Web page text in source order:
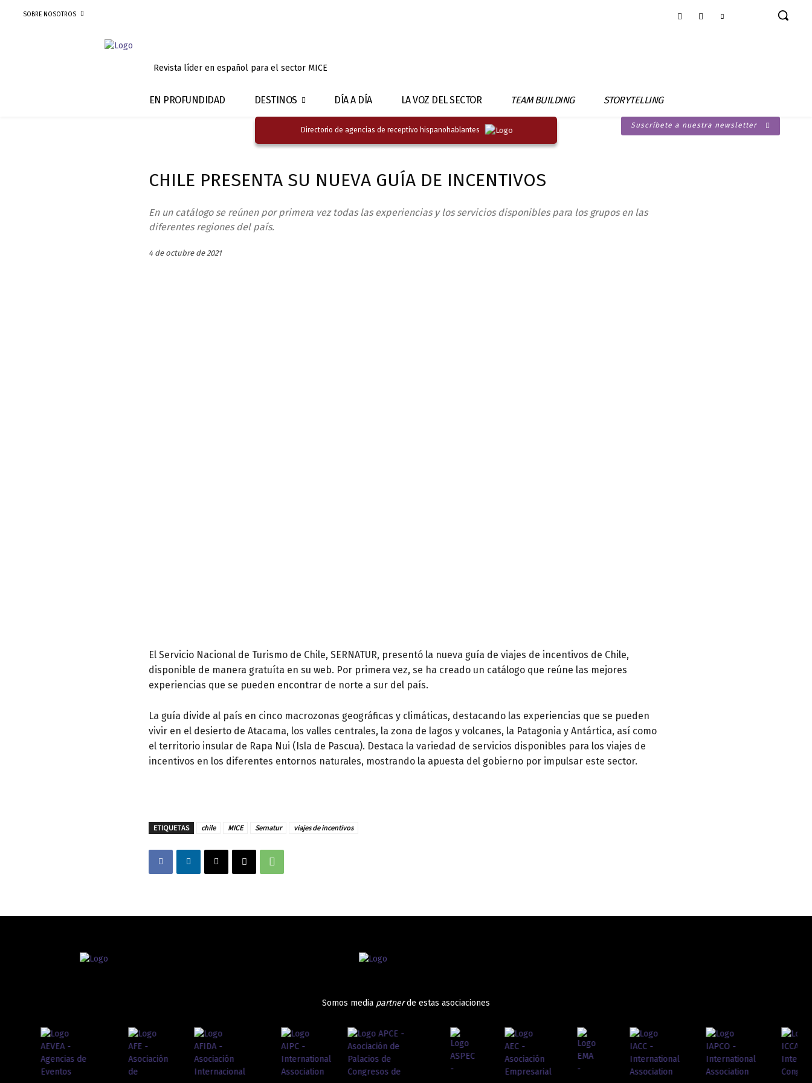
SOBRE NOSOTROS
Revista líder en español para el sector MICE
EN PROFUNDIDAD DESTINOS DÍA A DÍA LA VOZ DEL SECTOR TEAM BUILDING STORYTELLING
Directorio de agencias de receptivo hispanohablantes
Suscríbete a nuestra newsletter
CHILE PRESENTA SU NUEVA GUÍA DE INCENTIVOS
En un catálogo se reúnen por primera vez todas las experiencias y los servicios disponibles para los grupos en las
diferentes regiones del país.
4 de octubre de 2021
El Servicio Nacional de Turismo de Chile, SERNATUR, presentó la nueva guía de viajes de incentivos de Chile,
disponible de manera gratuíta en su web. Por primera vez, se ha creado un catálogo que reúne las mejores
experiencias que se pueden encontrar de norte a sur del país.
La guía divide al país en cinco macrozonas geográficas y climáticas, destacando las experiencias que se pueden
vivir en el desierto de Atacama, los valles centrales, la zona de lagos y volcanes, la Patagonia y Antártica, así como
el territorio insular de Rapa Nui (Isla de Pascua). Destaca la variedad de servicios disponibles para los viajes de
incentivos en los diferentes entornos naturales, mostrando la apuesta del gobierno por impulsar este sector.
ETIQUETAS chile MICE Sernatur viajes de incentivos
Somos media partnerde estas asociaciones